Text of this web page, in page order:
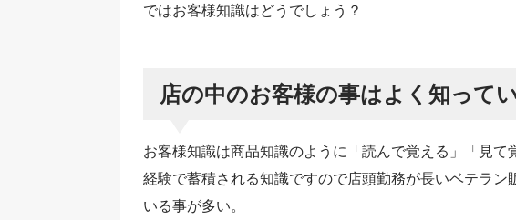
ではお客様知識はどうでしょう？
店の中のお客様の事はよく知ってい
お客様知識は商品知識のように「読んで覚える」「見
経験で蓄積される知識ですので店頭勤務が長いベテラン
いる事が多い。